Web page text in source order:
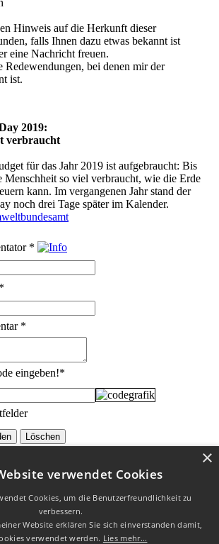
Hinweis auf die Herkunft dieser
falls Ihnen dazu etwas bekannt ist
eine Nachricht freuen.
Redewendungen, bei denen mir der
ist.
2019:
verbraucht
für das Jahr 2019 ist aufgebraucht: Bis
Menschheit so viel verbraucht, wie die Erde
kann. Im vergangenen Jahr stand der
noch drei Tage später im Kalender.
*
*
*
eingeben!*
den Redewendungen wurden mit
Redensarten-Indexübernommen.
W3C CSS √| Letzte Aktualisierung am
verwendet Cookies
Cookies, um die Benutzerfreundlichkeit zu
verbessern.
Website erklären Sie sich einverstanden damit,
verwendet werden. Lies mehr...
×